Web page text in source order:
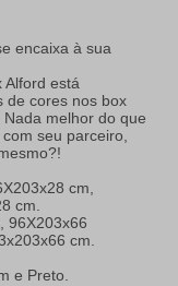
encaixa à sua
Alford está
de cores nos box
melhor do que
seu parceiro,
cm,
cm.
96X203x66
cm.
e Preto.